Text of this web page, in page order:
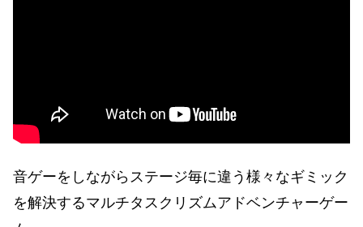
音ゲーをしながらステージ毎に違う様々なギミック
を解決するマルチタスクリズムアドベンチャーゲー